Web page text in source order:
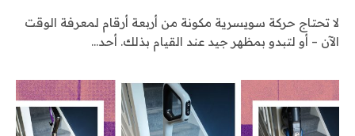
لا تحتاج حركة سويسرية مكونة من أربعة أرقام لمعرفة الوقت
الآن – أو لتبدو بمظهر جيد عند القيام بذلك. أحد…